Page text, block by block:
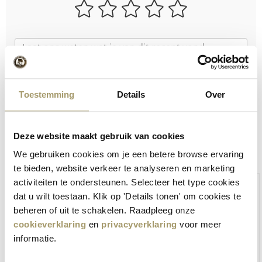
Toestemming Details Over
Deze website maakt gebruik van cookies
We gebruiken cookies om je een betere browse ervaring
te bieden, website verkeer te analyseren en marketing
activiteiten te ondersteunen. Selecteer het type cookies
dat u wilt toestaan. Klik op 'Details tonen' om cookies te
beheren of uit te schakelen. Raadpleeg onze
cookieverklaring en privacyverklaring voor meer
informatie.
Bestel via onze webshop: